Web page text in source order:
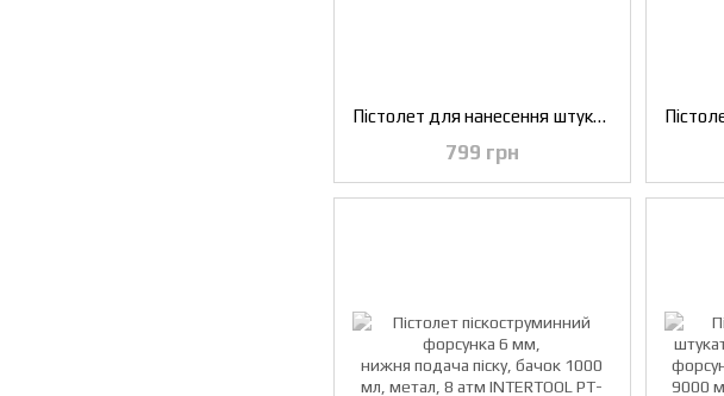
Пістолет для нанесення штукатурки пневматичний, три форсунки: 4, 6, 8 мм, В/Б метал, 6000 мл, 3-6 бар INTERTOOL PT-0401
799 грн